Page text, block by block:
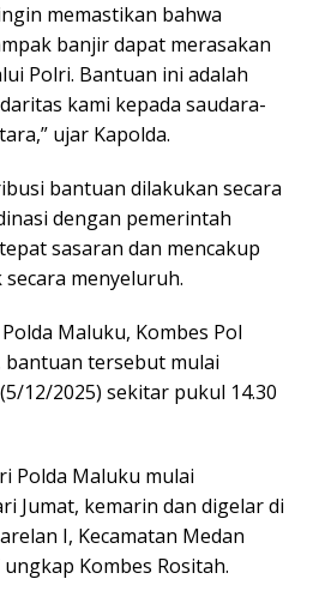
memastikan bahwa
banjir dapat merasakan
Polri. Bantuan ini adalah
kami kepada saudara-
ujar Kapolda.
bantuan dilakukan secara
dengan pemerintah
sasaran dan mencakup
menyeluruh.
Maluku, Kombes Pol
bantuan tersebut mulai
12/2025) sekitar pukul 14.30
Polda Maluku mulai
Jumat, kemarin dan digelar di
I, Kecamatan Medan
Kombes Rositah.